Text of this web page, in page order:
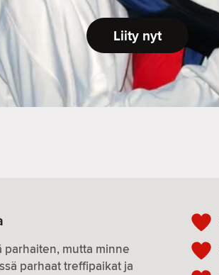
Liity nyt
parhaiten, mutta minne
parhaat treffipaikat ja